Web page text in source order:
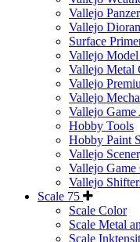
Vallejo
Vallejo
Surface
Vallejo
Vallejo Metal
Vallejo
Vallejo
Vallejo Game
Hobby Tools
Hobby Paint
Vallejo
Vallejo
Vallejo
Scale 75
Scale Color
Scale Metal
Scale